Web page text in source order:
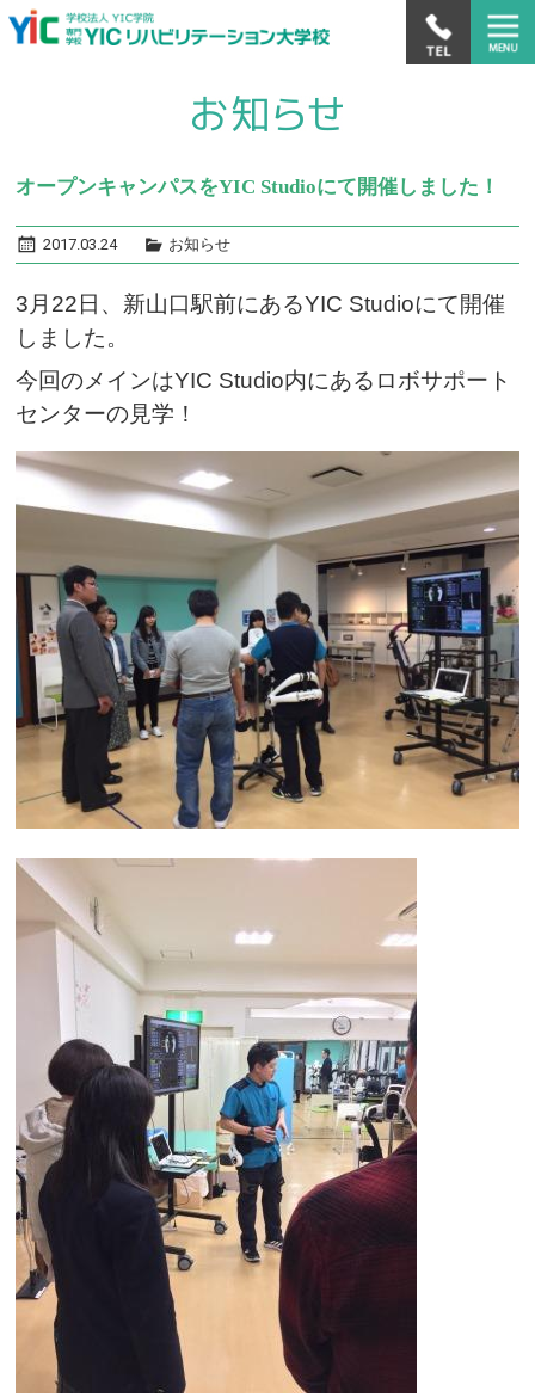
オープンキャンパスをYIC Studioにて開催しました！
2017.03.24 お知らせ
3月22日、新山口駅前にあるYIC Studioにて開催
しました。
今回のメインはYIC Studio内にあるロボサポート
センターの見学！